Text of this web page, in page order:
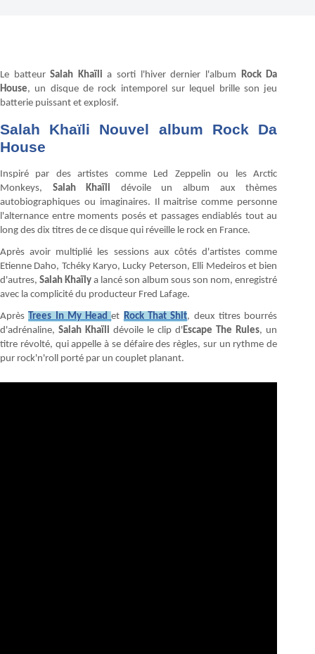
Le batteurSalah Khaïli a sorti l'hiver dernier l'album Rock Da
House, un disque de rock intemporel sur lequel brille son jeu
batterie puissant et explosif.
Salah Khaïli Nouvel album Rock Da
House
Inspiré par des artistes comme Led Zeppelin ou les Arctic
Monkeys, Salah Khaïli dévoile un album aux thèmes
autobiographiques ou imaginaires. Il maitrise comme personne
l'alternance entre moments posés et passages endiablés tout au
long des dix titres de ce disque qui réveille le rock en France.
Après avoir multiplié les sessions aux côtés d'artistes comme
Etienne Daho, Tchéky Karyo, Lucky Peterson, Elli Medeiros et bien
d'autres,Salah Khaïly a lancé son album sous son nom, enregistré
avec la complicité du producteur Fred Lafage.
Après Trees In My Head et Rock That Shit, deux titres bourrés
d'adrénaline,Salah Khaïli dévoile le clip d'Escape The Rules, un
titre révolté, qui appelle à se défaire des règles, sur un rythme de
pur rock'n'roll porté par un couplet planant.